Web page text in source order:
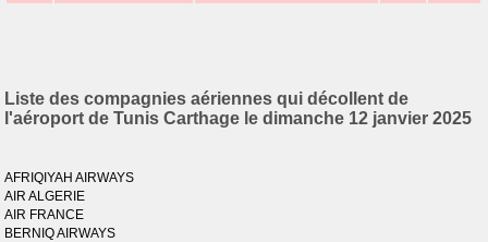
Liste des compagnies aériennes qui décollent de
l'aéroport de Tunis Carthage le dimanche 12 janvier 2025
AFRIQIYAH AIRWAYS
AIR ALGERIE
AIR FRANCE
BERNIQ AIRWAYS